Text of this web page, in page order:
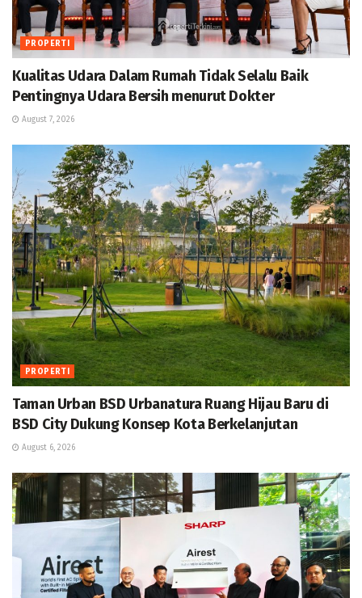
PROPERTI
Kualitas Udara Dalam Rumah Tidak Selalu Baik
Pentingnya Udara Bersih menurut Dokter
August 7, 2026
PROPERTI
Taman Urban BSD Urbanatura Ruang Hijau Baru di
BSD City Dukung Konsep Kota Berkelanjutan
August 6, 2026